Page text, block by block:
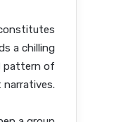
a chilling
pattern of